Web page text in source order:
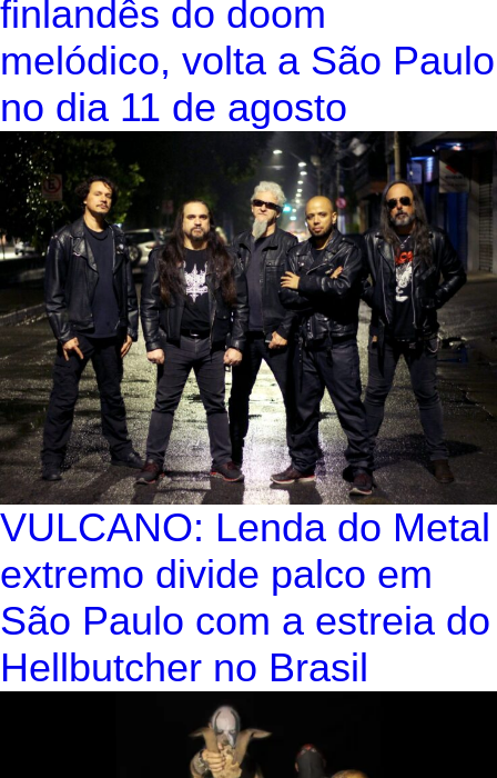
finlandês do doom
melódico, volta a São Paulo
no dia 11 de agosto
VULCANO: Lenda do Metal
extremo divide palco em
São Paulo com a estreia do
Hellbutcher no Brasil